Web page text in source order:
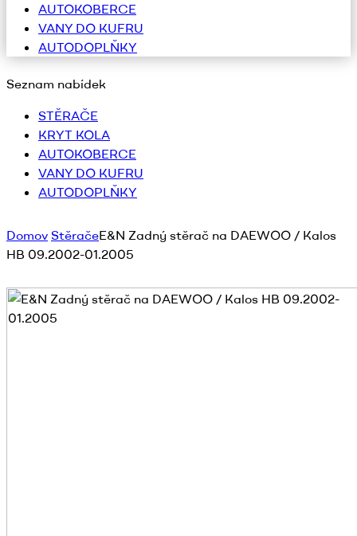
AUTOKOBERCE
VANY DO KUFRU
AUTODOPLŇKY
Seznam nabídek
STĚRAČE
KRYT KOLA
AUTOKOBERCE
VANY DO KUFRU
AUTODOPLŇKY
Domov StěračeE&N Zadný stěrač na DAEWOO / Kalos
HB 09.2002-01.2005